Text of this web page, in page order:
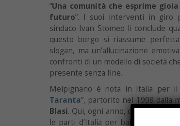
“Una comunità che esprime
futuro”. I suoi interventi in giro
sindaco Ivan Stomeo li conclude
questo borgo si riassume
slogan, ma un’allucinazione
confronti di un modello di società
presente senza fine.
Melpignano è nota in Italia per il
Taranta”, partorito nel 1998 dalla
Blasi. Qui, ogni anno, da sedici
le parti d’Italia per ballare e